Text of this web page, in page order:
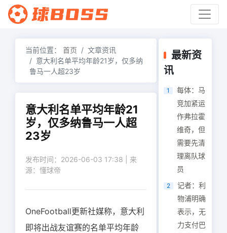
当前位置： 首页
文章资讯
意大利名单平均年龄21岁，仅多纳
鲁马一人超23岁
意大利名单平均年龄21
岁，仅多纳鲁马一人超
23岁
发布时间：2026-06-03 17:38 | 来
源：懂球帝
OneFootball更新社媒称，意大利
即将出战友谊赛的名单平均年龄
最新资
讯
1
每体：马
竞加紧运
作弗拉霍
维奇，但
需要先清
理离队球
员
2
记者：利
物浦明确
表示，无
力支付巴